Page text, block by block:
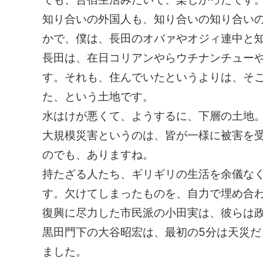
知り合いの外国人も、知り合いの知り合い
かで、僕は、長田のオバァやオジィ連中と
長田は、在日コリアンやらウチナンチュー
す。それも、住んでいたというよりは、そ
た、という土地です。
水はけが悪くて、ようするに、下層の土地
大規模災害というのは、皆が一様に被害を
のでも、ありますね。
持たざる人たち、ギリギリの生活を余儀な
す。欠けてしまったものを、自力で埋め合
復興に尽力した市民派の小田実は、彼らは
黒田門下の大谷昭宏は、最初の5分は天災
ました。